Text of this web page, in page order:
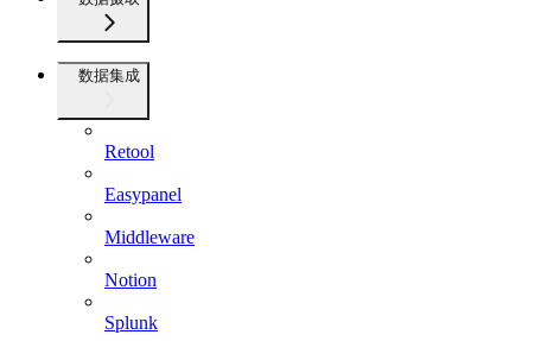
数据集成
Retool
Easypanel
Middleware
Notion
Splunk